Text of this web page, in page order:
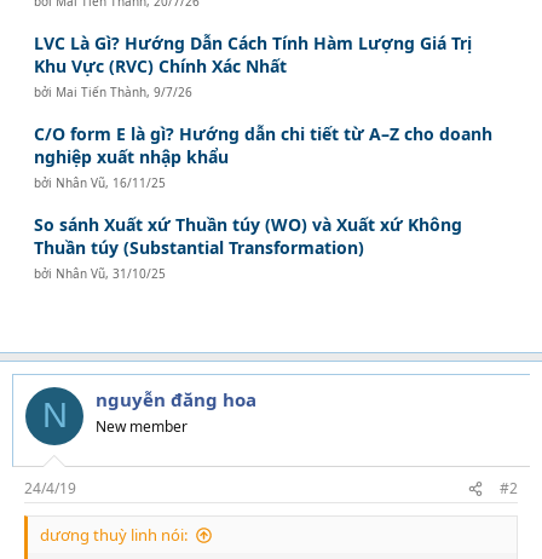
LVC Là Gì? Hướng Dẫn Cách Tính Hàm Lượng Giá Trị
Khu Vực (RVC) Chính Xác Nhất
bởi Mai Tiến Thành,9/7/26
C/O form E là gì? Hướng dẫn chi tiết từ A–Z cho doanh
nghiệp xuất nhập khẩu
bởi Nhân Vũ, 16/11/25
So sánh Xuất xứ Thuần túy (WO) và Xuất xứ Không
Thuần túy (Substantial Transformation)
bởi Nhân Vũ,31/10/25
N nguyễn đăng hoa
New member
24/4/19 #2
dương thuỳ linh nói: